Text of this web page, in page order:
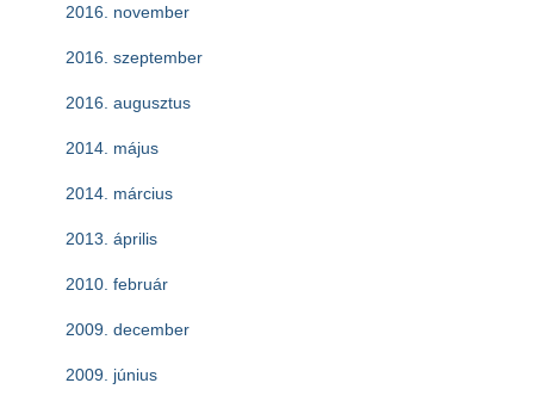
2016. november
2016. szeptember
2016. augusztus
2014. május
2014. március
2013. április
2010. február
2009. december
2009. június